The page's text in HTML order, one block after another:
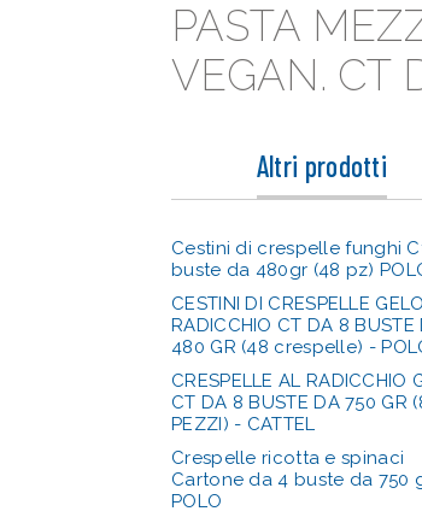
PASTA
VEGAN. CT
Altri prodotti
Cestini di crespelle funghi
buste da 480gr (48 pz)
CESTINI DI CRESPELLE
RADICCHIO CT DA 8 BUSTE
480 GR (48 crespelle) -
CRESPELLE AL RADICCHIO
CT DA 8 BUSTE DA 750 GR
PEZZI) - CATTEL
Crespelle ricotta e spinaci
Cartone da 4 buste da 750
POLO